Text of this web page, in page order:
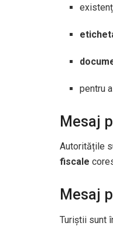
pentru
Mesaj
Autoritățile
fiscale
Mesaj
Turiștii sunt